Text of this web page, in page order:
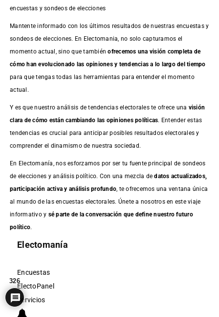
encuestas y sondeos de elecciones
Mantente informado con los últimos resultados de nuestras encuestasy
sondeos de elecciones. En Electomania, no solo capturamos el
momento actual, sino que tambiénofrecemos una visión completa de
cómo han evolucionado las opiniones y tendencias a lo largo del tiempo
para que tengas todas las herramientas para entender el momento
actual.
Y es que nuestro análisis de tendencias electorales te ofrece una visión
clara de cómo están cambiando las opiniones políticas. Entender estas
tendencias es crucial para anticipar posibles resultados electorales y
comprender el dinamismo de nuestra sociedad.
En Electomanía, nos esforzamos por ser tu fuente principal de sondeos
de elecciones y análisis político. Con una mezcla dedatos actualizados,
participación activa y análisis profundo, te ofrecemos una ventana única
al mundo de las encuestas electorales. Únete a nosotros en este viaje
informativo y sé parte de la conversación que define nuestro futuro
político.
Electomanía
Encuestas
ElectoPanel
Servicios
326